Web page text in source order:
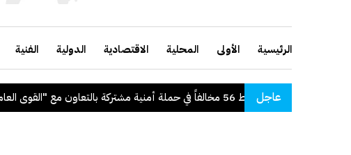
الرئيسية الأولى المحلية الاقتصادية الدولية الفنية
عاجل
"الداخلية": ضبط 56 مخالفاً في حملة أمنية مشتركة بالتعاون مع "القوى العاملة"